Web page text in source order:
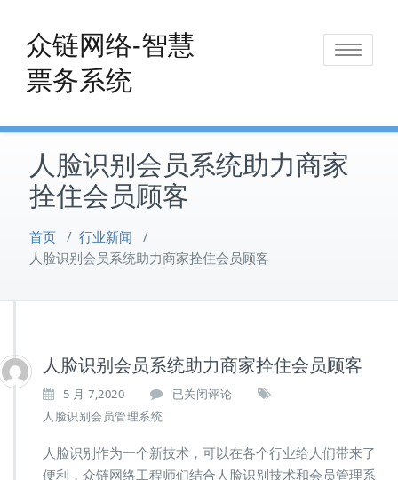
content
众链网络-智慧
票务系统
Toggle
人脸识别会员系统助力商家
拴住会员顾客
首页 / 行业新闻 /
人脸识别会员系统助力商家拴住会员顾客
人脸识别会员系统助力商家拴住会员顾客
5 月 7,2020
人
别
会
已关闭评论
人脸识别会员管理系统
人脸识别作为一个新技术，可以在各个行业给人们带来了
便利，众链网络工程师们结合人脸识别技术和会员管理系